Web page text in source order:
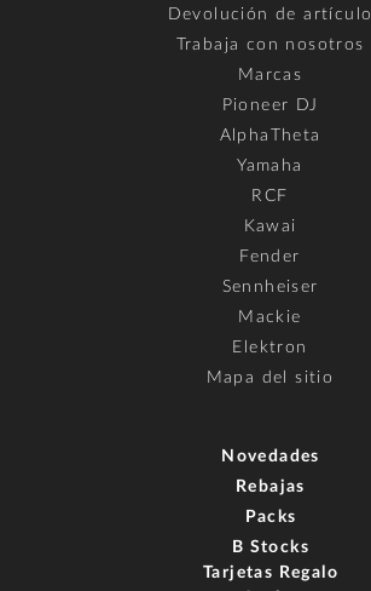
Devolución de artículo
Trabaja con nosotros
Marcas
Pioneer DJ
AlphaTheta
Yamaha
RCF
Kawai
Fender
Sennheiser
Mackie
Elektron
Mapa del sitio
Novedades
Rebajas
Packs
B Stocks
Tarjetas Regalo